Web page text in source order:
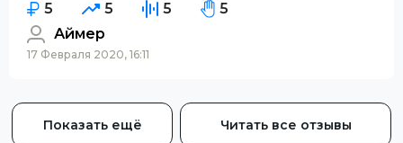
5 5 5
5
Аймер
17 Февраля 2020, 16:11
Показать ещё Читать все отзывы